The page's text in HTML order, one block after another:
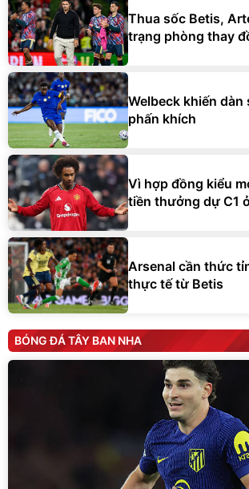
Thua sốc Betis,
trạng phòng thay
Welbeck khiến dàn
phấn khích
Vì hợp đồng kiểu
tiền thưởng dự C1
Arsenal cần thức
thực tế từ Betis
BÓNG ĐÁ TÂY BAN NHA